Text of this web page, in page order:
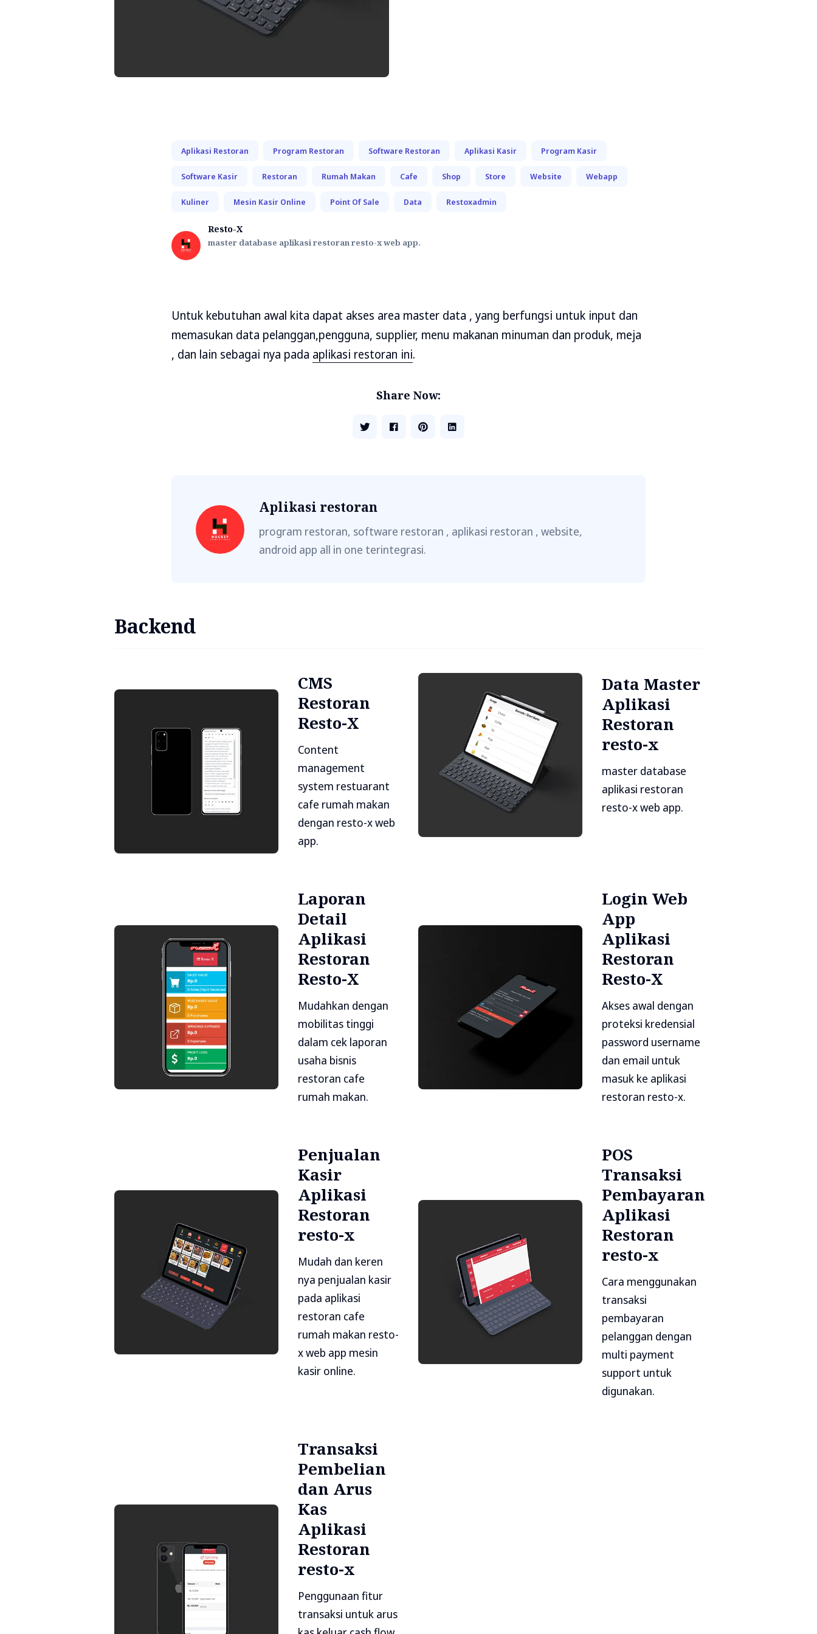
Aplikasi Restoran Program Restoran Software Restoran Aplikasi Kasir Program Kasir
Software Kasir Restoran Rumah Makan Cafe Shop Store Website Webapp
Kuliner Mesin Kasir Online Point Of Sale Data Restoxadmin
Resto-X
master database aplikasi restoran resto-x web app.
Untuk kebutuhan awal kita dapat akses area master data , yang berfungsi untuk input dan
memasukan data pelanggan,pengguna, supplier, menu makanan minuman dan produk, meja
, dan lain sebagai nya pada aplikasi restoran ini.
Share Now:
Aplikasi restoran
program restoran, software restoran , aplikasi restoran , website,
android app all in one terintegrasi.
Backend
CMS
Restoran
Resto-X
Content
management
system restuarant
cafe rumah makan
dengan resto-x web
app.
Data Master
Aplikasi
Restoran
resto-x
master database
aplikasi restoran
resto-x web app.
Laporan
Detail
Aplikasi
Restoran
Resto-X
Mudahkan dengan
mobilitas tinggi
dalam cek laporan
usaha bisnis
restoran cafe
rumah makan.
Login Web
App
Aplikasi
Restoran
Resto-X
Akses awal dengan
proteksi kredensial
password username
dan email untuk
masuk ke aplikasi
restoran resto-x.
Penjualan
Kasir
Aplikasi
Restoran
resto-x
Mudah dan keren
nya penjualan kasir
pada aplikasi
restoran cafe
rumah makan resto-
x web app mesin
kasir online.
POS
Transaksi
Pembayaran
Aplikasi
Restoran
resto-x
Cara menggunakan
transaksi
pembayaran
pelanggan dengan
multi payment
support untuk
digunakan.
Transaksi
Pembelian
dan Arus
Kas
Aplikasi
Restoran
resto-x
Penggunaan fitur
transaksi untuk arus